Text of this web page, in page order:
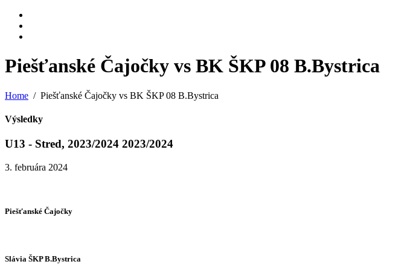
Piešťanské Čajočky vs BK ŠKP 08 B.Bystrica
Home Piešťanské Čajočky vs BK ŠKP 08 B.Bystrica
Výsledky
U13 - Stred, 2023/2024 2023/2024
3. februára 2024
Piešťanské Čajočky
Slávia ŠKP B.Bystrica